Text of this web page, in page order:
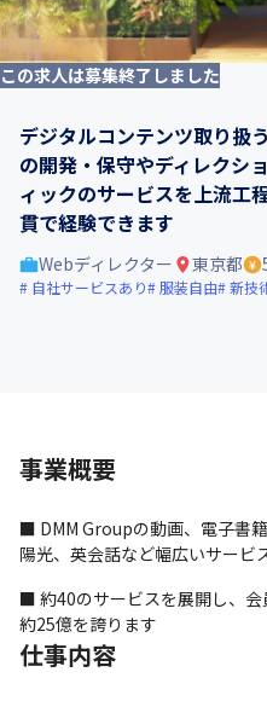
この求人は募集終了しました
デジタルコンテンツ取り扱
の開発・保守やディレクシ
ィックのサービスを上流工
貫で経験できます
Webディレクター 東京都
自社サービスあり 服装自由 新技
事業概要
■ DMM Groupの動画、電子書
陽光、英会話など幅広いサービ
■ 約40のサービスを展開し、
約25億を誇ります
仕事内容